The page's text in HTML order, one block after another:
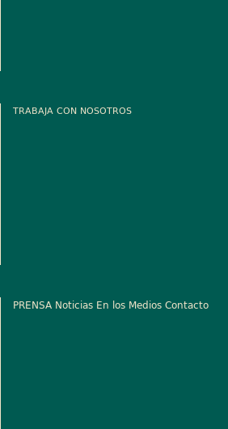
TRABAJA CON NOSOTROS
PRENSA Noticias En los Medios Contacto